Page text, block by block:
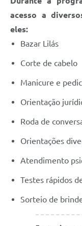
acesso a
eles:
Bazar Lilás
Corte de cabelo
Manicure e
Orientação
Roda de
Orientações
Atendimento
Testes rápidos
Sorteio de